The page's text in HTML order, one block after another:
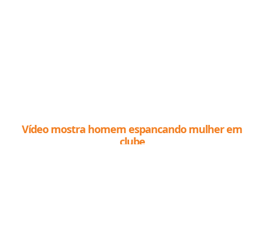
Vídeo mostra homem espancando mulher em
clube